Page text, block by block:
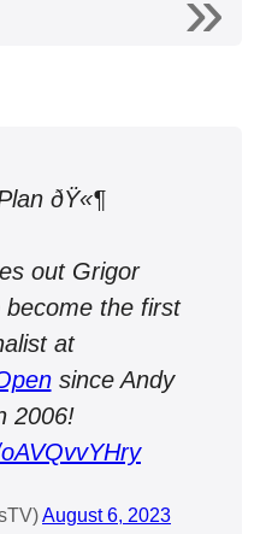
ðŸ«¶
out Grigor
the first
at
since Andy
2006!
August 6, 2023